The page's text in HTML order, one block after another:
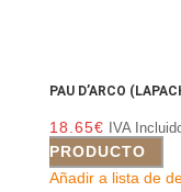
PAU D’ARCO
18.65€ IVA
PRODUCTO
Añadir a lista de